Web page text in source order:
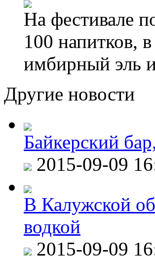
На фестивале
100 напитков,
имбирный эль
Другие новости
Байкерский
2015-09-09
В Калужской
водкой
2015-09-09